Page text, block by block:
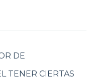
DE
TENER CIERTAS